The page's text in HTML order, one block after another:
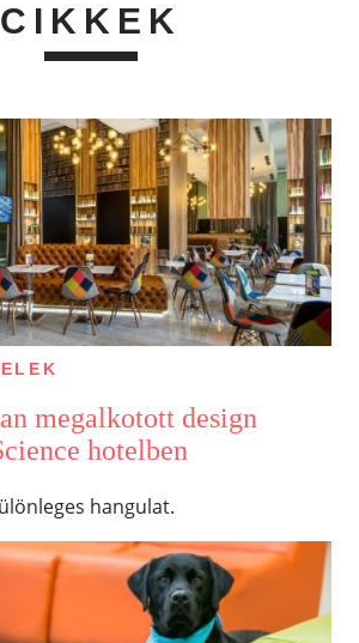
CIKKEK
megalkotott design
hotelben
hangulat.